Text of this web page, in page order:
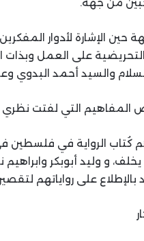
حين الإشارة لأدوار
على العمل
والسيد أحمد البدوي
المفاهيم التي لفتت
كُتاب الرواية في فلسطين
و وليد أبوبكر وابراهيم
على رواياتهم